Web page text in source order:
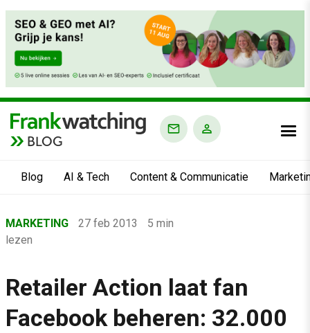
BLOG
Blog AI & Tech Content & Communicatie
›
Marketing
›
MARKETING 27 feb 2013
5 min
lezen
Retailer Action laat fan
Facebook beheren: 32.000